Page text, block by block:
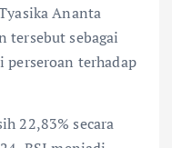
Ananta
tersebut sebagai
terhadap
22,83% secara